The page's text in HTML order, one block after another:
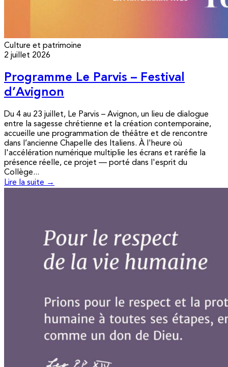
Culture et patrimoine
2 juillet 2026
Programme Le Parvis – Festival
d’Avignon
Du 4 au 23 juillet, Le Parvis – Avignon, un lieu de dialogue
entre la sagesse chrétienne et la création contemporaine,
accueille une programmation de théâtre et de rencontre
dans l’ancienne Chapelle des Italiens. À l'heure où
l'accélération numérique multiplie les écrans et raréfie la
présence réelle, ce projet — porté dans l'esprit du
Collège...
Lire la suite →